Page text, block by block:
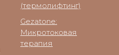
(термолифтинг)
Gezatone:
Микротоковая
терапия